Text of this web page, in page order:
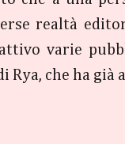
realtà
varie
Rya, che ha